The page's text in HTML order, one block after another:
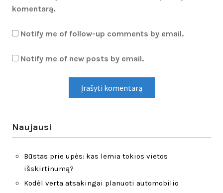
komentarą.
Notify me of follow-up comments by email.
Notify me of new posts by email.
Naujausi
Būstas prie upės: kas lemia tokios vietos
išskirtinumą?
Kodėl verta atsakingai planuoti automobilio